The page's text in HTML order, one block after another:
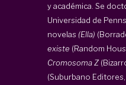
y académica. Se
Universidad de
novelas (Ella)
existe (Random
Cromosoma Z
(Suburbano